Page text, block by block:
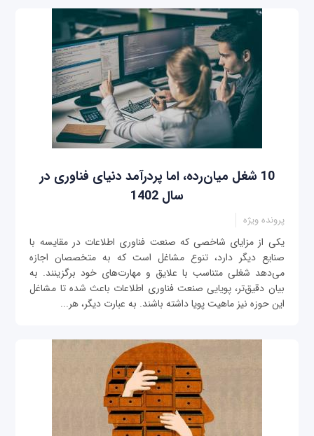
10 شغل میان‌رده، اما پردرآمد دنیای فناوری در
سال 1402
پرونده ویژه
یکی از مزایای شاخصی که صنعت فناوری اطلاعات در مقایسه با
صنایع دیگر دارد، تنوع مشاغل است که به متخصصان اجازه
می‌دهد شغلی متناسب با علایق و مهارت‌های خود برگزینند. به
بیان دقیق‌تر، پویایی صنعت فناوری اطلاعات باعث شده تا مشاغل
این حوزه نیز ماهیت پویا داشته باشند. به عبارت دیگر، هر...